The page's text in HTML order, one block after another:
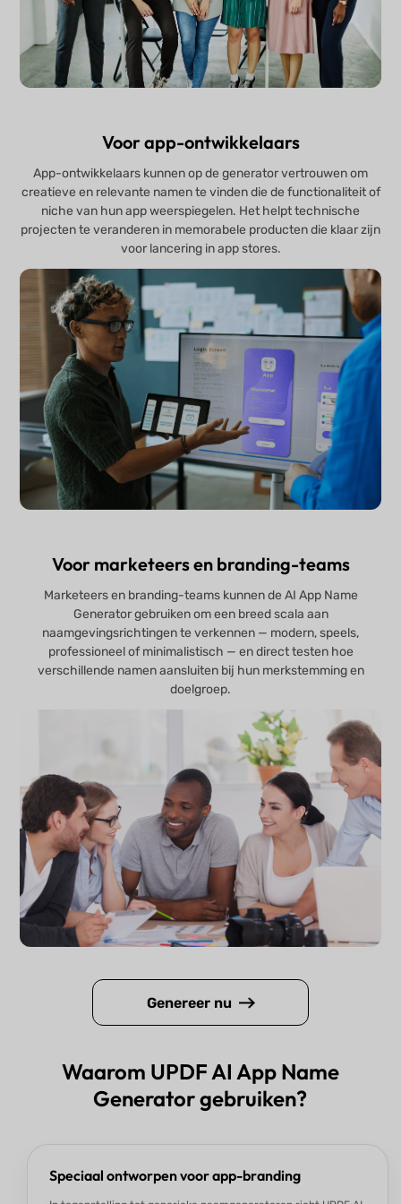
Voor app-ontwikkelaars
App-ontwikkelaars kunnen op de generator vertrouwen om
creatieve en relevante namen te vinden die de functionaliteit of
niche van hun app weerspiegelen. Het helpt technische
projecten te veranderen in memorabele producten die klaar zijn
voor lancering in app stores.
Voor marketeers en branding-teams
Marketeers en branding-teams kunnen de AI App Name
Generator gebruiken om een breed scala aan
naamgevingsrichtingen te verkennen — modern, speels,
professioneel of minimalistisch — en direct testen hoe
verschillende namen aansluiten bij hun merkstemming en
doelgroep.
Genereer nu
Waarom UPDF AI App Name
Generator gebruiken?
Speciaal ontworpen voor app-branding